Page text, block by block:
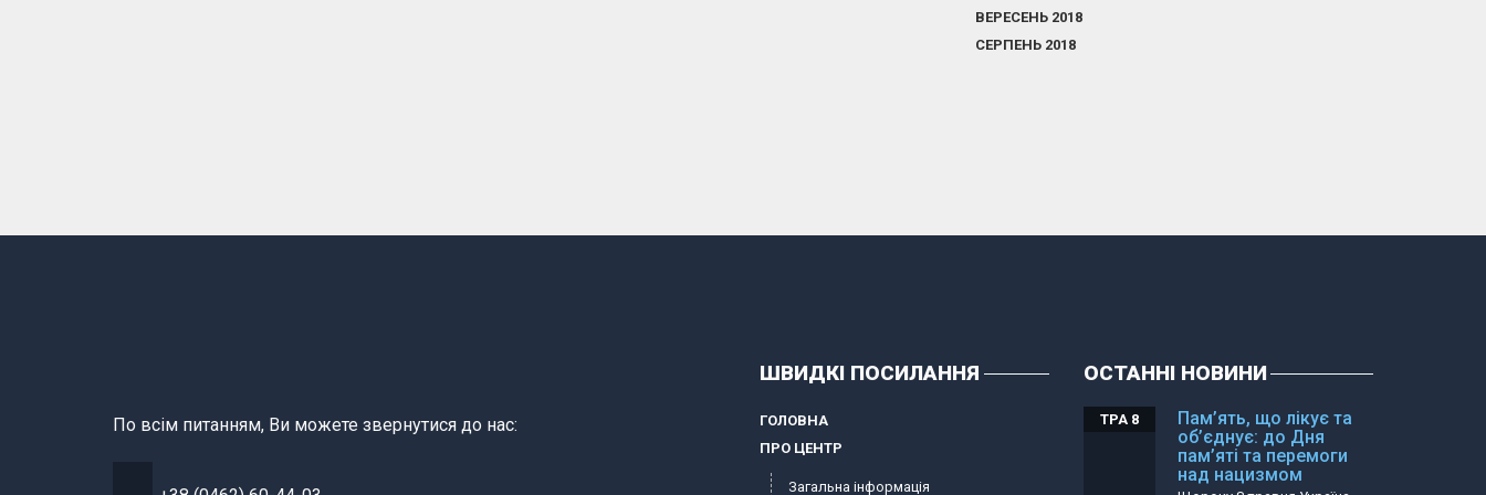
ВЕРЕСЕНЬ 2018
СЕРПЕНЬ 2018
По всім питанням, Ви можете звернутися до нас:
ШВИДКІ ПОСИЛАННЯ
ГОЛОВНА
ПРО ЦЕНТР
Загальна інформація
ОСТАННІ НОВИНИ
Пам’ять, що лікує та
об’єднує: до Дня
пам’яті та перемоги
над нацизмом
ТРА 8